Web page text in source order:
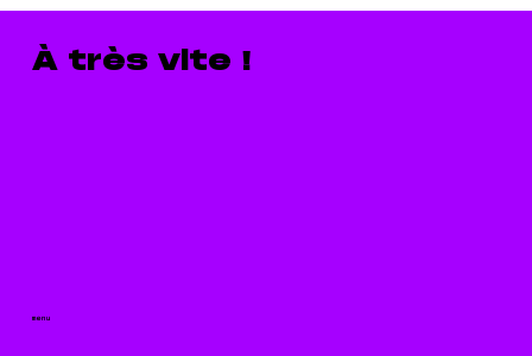
À très vite !
menu